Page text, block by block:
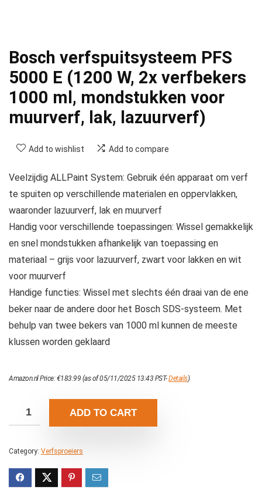
Bosch verfspuitsysteem PFS
5000 E (1200 W, 2x verfbekers
1000 ml, mondstukken voor
muurverf, lak, lazuurverf)
Add to wishlist Add to compare
Veelzijdig ALLPaint System: Gebruik één apparaat om verf
te spuiten op verschillende materialen en oppervlakken,
waaronder lazuurverf, lak en muurverf
Handig voor verschillende toepassingen: Wissel gemakkelijk
en snel mondstukken afhankelijk van toepassing en
materiaal – grijs voor lazuurverf, zwart voor lakken en wit
voor muurverf
Handige functies: Wissel met slechts één draai van de ene
beker naar de andere door het Bosch SDS-systeem. Met
behulp van twee bekers van 1000 ml kunnen de meeste
klussen worden geklaard
Amazon.nl Price:€183.99 (as of 05/11/2025 13:43 PST-Details)
ADD TO CART
Category: Verfsproeiers